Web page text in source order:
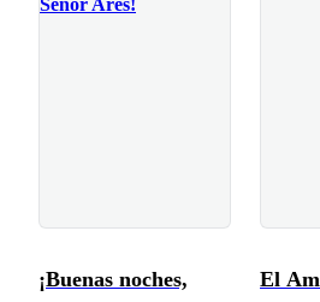
¡Buenas noches,
El